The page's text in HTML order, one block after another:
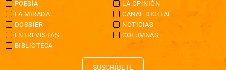
POESÍA
LA OPINIÓN
LA MIRADA
CANAL DIGITAL
DOSSIER
NOTICIAS
ENTREVISTAS
COLUMNAS
BIBLIOTECA
SUSCRÍBETE